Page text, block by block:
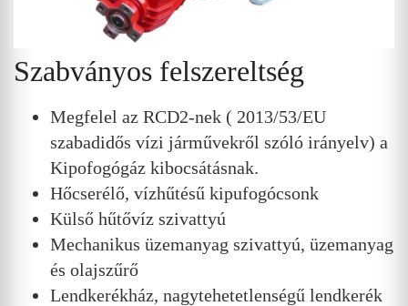
Szabványos felszereltség
Megfelel az RCD2-nek ( 2013/53/EU
szabadidős vízi járművekről szóló irányelv) a
Kipofogógáz kibocsátásnak.
Hőcserélő, vízhűtésű kipufogócsonk
Külső hűtővíz szivattyú
Mechanikus üzemanyag szivattyú, üzemanyag
és olajszűrő
Lendkerékház, nagytehetetlenségű lendkerék